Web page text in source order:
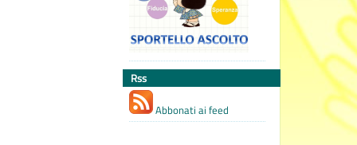
Rss
Abbonati ai feed